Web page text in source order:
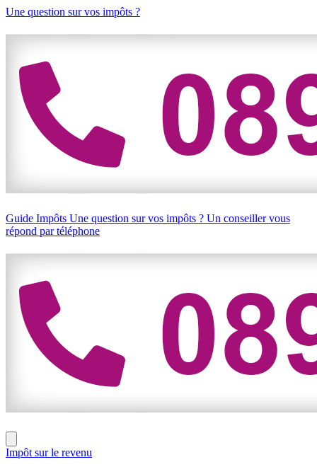
Une question sur vos impôts ?
Guide Impôts Une question sur vos impôts ? Un conseiller vous
répond par téléphone
Impôt sur le revenu